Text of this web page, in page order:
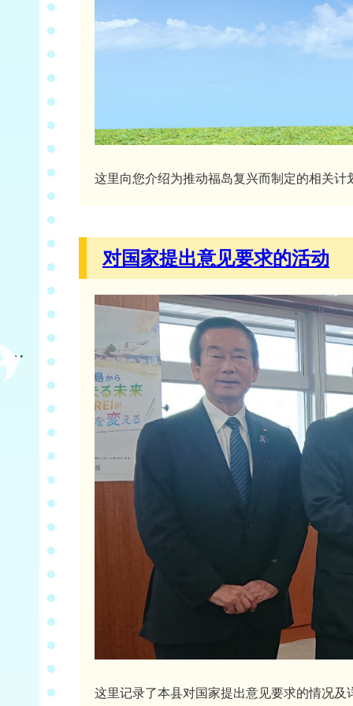
这里向您介绍为推动福岛复兴而制定的相关计
对国家提出意见要求的活动
这里记录了本县对国家提出意见要求的情况及